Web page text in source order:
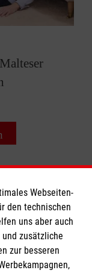
Webseiten-
den technischen
uns aber auch
zusätzliche
zur besseren